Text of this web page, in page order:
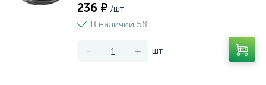
236 ₽ /шт
В наличии 58
- + шт